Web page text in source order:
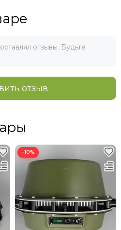
отзывы. Будьте
отзыв
−10%